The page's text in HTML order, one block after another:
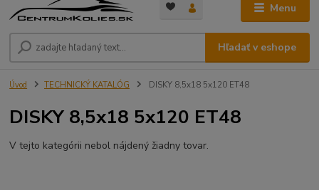
Menu
Hľadať v eshope
Úvod TECHNICKÝ KATALÓG DISKY 8,5x18 5x120 ET48
DISKY 8,5x18 5x120 ET48
V tejto kategórii nebol nájdený žiadny tovar.